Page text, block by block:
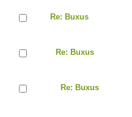
Re: Buxus
Re: Buxus
Re: Buxus